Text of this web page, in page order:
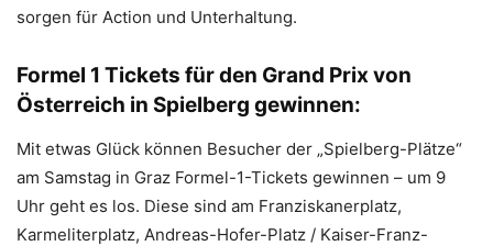
sorgen für Action und Unterhaltung.
Formel 1 Tickets für den Grand Prix von
Österreich in Spielberg gewinnen:
Mit etwas Glück können Besucher der „Spielberg-Plätze“
am Samstag in Graz Formel-1-Tickets gewinnen – um 9
Uhr geht es los. Diese sind am Franziskanerplatz,
Karmeliterplatz, Andreas-Hofer-Platz / Kaiser-Franz-